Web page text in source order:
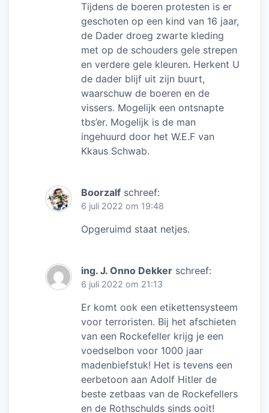
Tijdens de boeren protesten is er
geschoten op een kind van 16 jaar,
de Dader droeg zwarte kleding
met op de schouders gele strepen
en verdere gele kleuren. Herkent U
de dader blijf uit zijn buurt,
waarschuw de boeren en de
vissers. Mogelijk een ontsnapte
tbs’er. Mogelijk is de man
ingehuurd door het W.E.F van
Kkaus Schwab.
Boorzalf schreef:
6 juli 2022 om 19:48
Opgeruimd staat netjes.
ing. J. Onno Dekker schreef:
6 juli 2022 om 21:13
Er komt ook een etikettensysteem
voor terroristen. Bij het afschieten
van een Rockefeller krijg je een
voedselbon voor 1000 jaar
madenbiefstuk! Het is tevens een
eerbetoon aan Adolf Hitler de
beste zetbaas van de Rockefellers
en de Rothschulds sinds ooit!